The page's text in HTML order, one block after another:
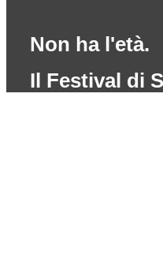
Non ha l'età.
Il Festival di